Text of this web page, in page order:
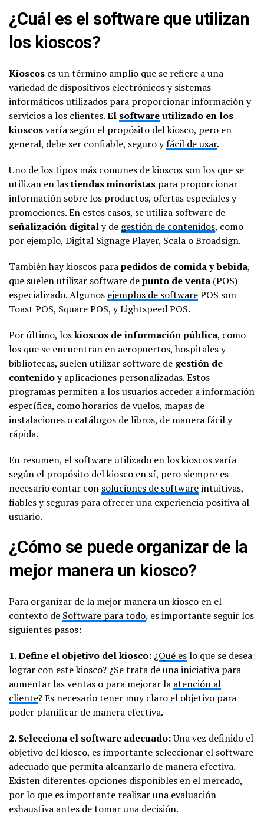
¿Cuál es el software que utilizan
los kioscos?
Kioscos es un término amplio que se refiere a una
variedad de dispositivos electrónicos y sistemas
informáticos utilizados para proporcionar información y
servicios a los clientes.El softwareutilizado en los
kioscosvaría según el propósito del kiosco, pero en
general, debe ser confiable, seguro yfácil de usar.
Uno de los tipos más comunes de kioscos son los que se
utilizan en lastiendas minoristas para proporcionar
información sobre los productos, ofertas especiales y
promociones. En estos casos, se utiliza software de
señalización digitaly de gestión de contenidos, como
por ejemplo, Digital Signage Player, Scala o Broadsign.
También hay kioscos parapedidos de comida y bebida,
que suelen utilizar software depunto de venta (POS)
especializado. Algunos ejemplos de softwarePOS son
Toast POS, Square POS, y Lightspeed POS.
Por último, loskioscos de información pública, como
los que se encuentran en aeropuertos, hospitales y
bibliotecas, suelen utilizar software de gestión de
contenidoy aplicaciones personalizadas. Estos
programas permiten a los usuarios acceder a información
específica, como horarios de vuelos, mapas de
instalaciones o catálogos de libros, de manera fácil y
rápida.
En resumen, el software utilizado en los kioscos varía
según el propósito del kiosco en sí, pero siempre es
necesario contar con soluciones de softwareintuitivas,
fiables y seguras para ofrecer una experiencia positiva al
usuario.
¿Cómo se puede organizar de la
mejor manera un kiosco?
Para organizar de la mejor manera un kiosco en el
contexto de Software para todo, es importante seguir los
siguientes pasos:
1. Define el objetivo del kiosco: ¿Qué eslo que se desea
lograr con este kiosco? ¿Se trata de una iniciativa para
aumentar las ventas o para mejorar la atención al
cliente? Es necesario tener muy claro el objetivo para
poder planificar de manera efectiva.
2. Selecciona el software adecuado:Una vez definido el
objetivo del kiosco, es importante seleccionar el software
adecuado que permita alcanzarlo de manera efectiva.
Existen diferentes opciones disponibles en el mercado,
por lo que es importante realizar una evaluación
exhaustiva antes de tomar una decisión.